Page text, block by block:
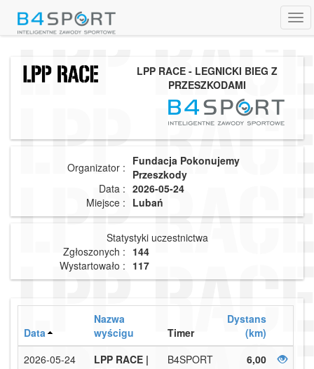
LPP RACE - LEGNICKI BIEG Z
PRZESZKODAMI
Organizator : Fundacja Pokonujemy
Przeszkody
Data : 2026-05-24
Miejsce : Lubań
Statystyki uczestnictwa
Zgłoszonych : 144
Wystartowało : 117
Data
Nazwa
wyścigu
Timer
Dystans
(km)
2026-05-24
LPP RACE |
B4SPORT 6,00